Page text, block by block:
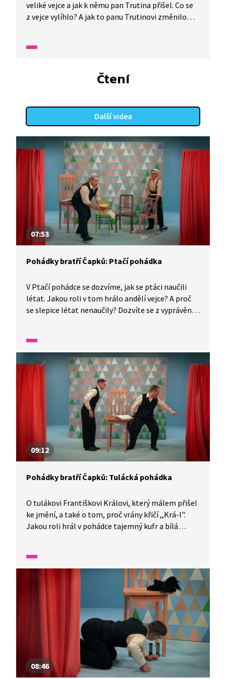
veliké vejce a jak k němu pan Trutina přišel. Co se
z vejce vylíhlo? A jak to panu Trutinovi změnilo
jazyka.
Čtení
Další videa
07:53
Pohádky bratří Čapků: Ptačí pohádka
V Ptačí pohádce se dozvíme, jak se ptáci naučili
létat. Jakou roli v tom hrálo andělí vejce? A proč
se slepice létat nenaučily? Dozvíte se z vyprávění
09:12
Pohádky bratří Čapků: Tulácká pohádka
O tulákovi Františkovi Královi, který málem přišel
ke jmění, a také o tom, proč vrány křičí ,,Krá-l".
Jakou roli hrál v pohádce tajemný kufr a bílá
08:46